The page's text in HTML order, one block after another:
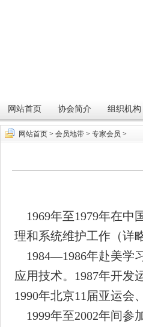
网站首页 协会简介 组织机构
网站首页 > 会员地带 > 专家会员 >
1969年至1979年在中
理和系统维护工作（详
1984—1986年赴美学
应用技术。1987年开发
1990年北京11届亚运会
1999年至2002年间参